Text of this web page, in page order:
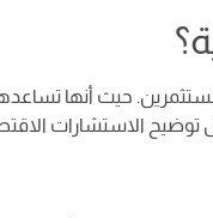
حيث أنها
توضيح الاستشارات